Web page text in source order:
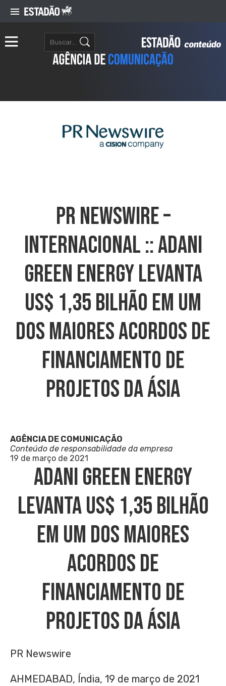
PR NEWSWIRE –
INTERNACIONAL :: Adani
Green Energy Levanta
US$ 1,35 Bilhão Em Um
Dos Maiores Acordos De
Financiamento De
Projetos Da Ásia
AGÊNCIA DE COMUNICAÇÃO
Conteúdo de responsabilidade da empresa
19 de março de 2021
Adani Green Energy
Levanta US$ 1,35 Bilhão
Em Um Dos Maiores
Acordos De
Financiamento De
Projetos Da Ásia
PR Newswire
AHMEDABAD, Índia, 19 de março de 2021